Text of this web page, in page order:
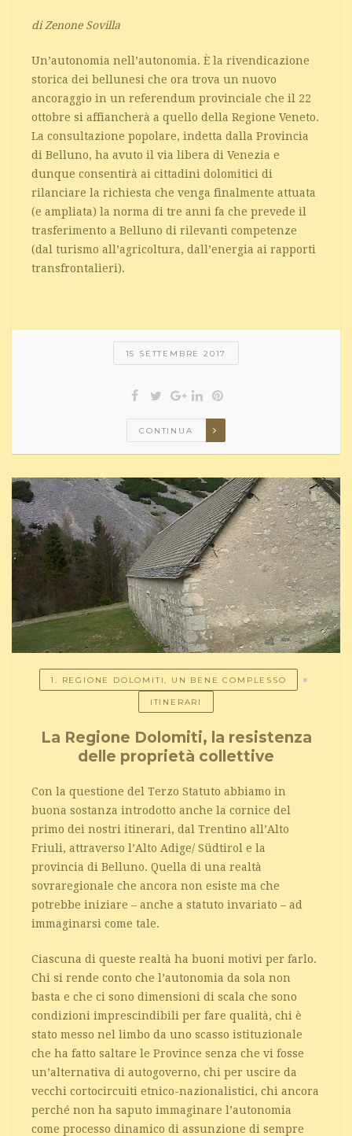
di Zenone Sovilla
Un’autonomia nell’autonomia. È la rivendicazione
storica dei bellunesi che ora trova un nuovo
ancoraggio in un referendum provinciale che il 22
ottobre si affiancherà a quello della Regione Veneto.
La consultazione popolare, indetta dalla Provincia
di Belluno, ha avuto il via libera di Venezia e
dunque consentirà ai cittadini dolomitici di
rilanciare la richiesta che venga finalmente attuata
(e ampliata) la norma di tre anni fa che prevede il
trasferimento a Belluno di rilevanti competenze
(dal turismo all’agricoltura, dall’energia ai rapporti
transfrontalieri).
15 SETTEMBRE 2017
CONTINUA
1. REGIONE DOLOMITI, UN BENE COMPLESSO
ITINERARI
La Regione Dolomiti, la resistenza
delle proprietà collettive
Con la questione del Terzo Statuto abbiamo in
buona sostanza introdotto anche la cornice del
primo dei nostri itinerari, dal Trentino all’Alto
Friuli, attraverso l’Alto Adige/ Südtirol e la
provincia di Belluno. Quella di una realtà
sovraregionale che ancora non esiste ma che
potrebbe iniziare – anche a statuto invariato – ad
immaginarsi come tale.
Ciascuna di queste realtà ha buoni motivi per farlo.
Chi si rende conto che l’autonomia da sola non
basta e che ci sono dimensioni di scala che sono
condizioni imprescindibili per fare qualità, chi è
stato messo nel limbo da uno scasso istituzionale
che ha fatto saltare le Province senza che vi fosse
un’alternativa di autogoverno, chi per uscire da
vecchi cortocircuiti etnico-nazionalistici, chi ancora
perché non ha saputo immaginare l’autonomia
come processo dinamico di assunzione di sempre